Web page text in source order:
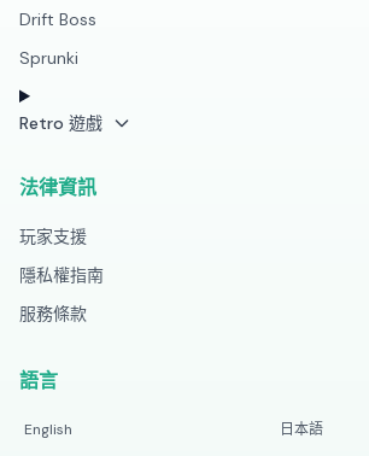
Drift Boss
Sprunki
Retro 遊戲
法律資訊
玩家支援
隱私權指南
服務條款
語言
English 日本語